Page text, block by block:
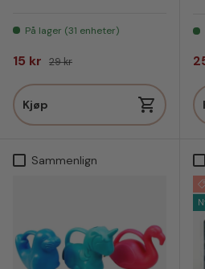
På lager (31 enheter)
Salgspris
15 kr Vanlig pris
29 kr
Kjøp
Sammenlign